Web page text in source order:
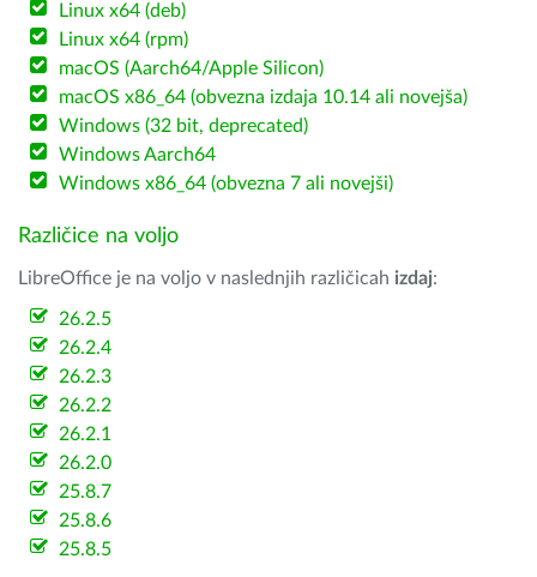
Linux x64 (deb)
Linux x64 (rpm)
macOS (Aarch64/Apple Silicon)
macOS x86_64 (obvezna izdaja 10.14 ali novejša)
Windows (32 bit, deprecated)
Windows Aarch64
Windows x86_64 (obvezna 7 ali novejši)
Različice na voljo
LibreOffice je na voljo v naslednjih različicah izdaj:
26.2.5
26.2.4
26.2.3
26.2.2
26.2.1
26.2.0
25.8.7
25.8.6
25.8.5